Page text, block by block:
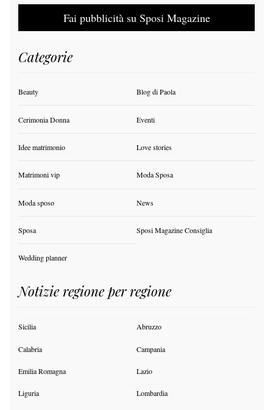
Fai pubblicità su Sposi Magazine
Categorie
Beauty Blog di Paola
Cerimonia Donna Eventi
Idee matrimonio Love stories
Matrimoni vip Moda Sposa
Moda sposo News
Sposa Sposi Magazine Consiglia
Wedding planner
Notizie regione per regione
Sicilia Abruzzo
Calabria Campania
Emilia Romagna Lazio
Liguria Lombardia